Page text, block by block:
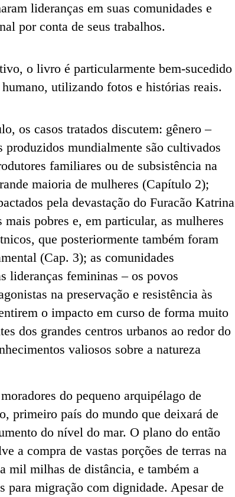
lideranças em suas comunidades e
por conta de seus trabalhos.
o livro é particularmente bem-sucedido
utilizando fotos e histórias reais.
os casos tratados discutem: gênero –
produzidos mundialmente são cultivados
familiares ou de subsistência na
maioria de mulheres (Capítulo 2);
pela devastação do Furacão Katrina
pobres e, em particular, as mulheres
que posteriormente também foram
(Cap. 3); as comunidades
lideranças femininas – os povos
na preservação e resistência às
o impacto em curso de forma muito
dos grandes centros urbanos ao redor do
valiosos sobre a natureza
do pequeno arquipélago de
primeiro país do mundo que deixará de
do nível do mar. O plano do então
a compra de vastas porções de terras na
mil milhas de distância, e também a
para migração com dignidade. Apesar de